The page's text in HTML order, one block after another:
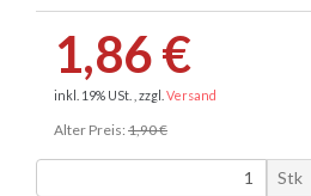
1,86 €
inkl. 19% USt. , zzgl. Versand
Alter Preis: 1,90 €
Stk